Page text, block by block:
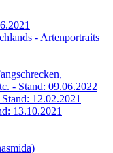
- Artenportraits
- Stand: 09.06.2022
12.02.2021
13.10.2021